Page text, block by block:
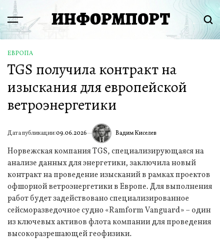
Перейти
содержимому
Menu ИНФОРМПОРТ
ОПУБЛИКОВАНО
В
ЕВРОПА
TGS получила контракт на
изыскания для европейской
ветроэнергетики
Дата публикации:09.06.2026 ИА Вадим Киселев
Норвежская компания TGS, специализирующаяся на
анализе данных для энергетики, заключила новый
контракт на проведение изысканий в рамках проектов
офшорной ветроэнергетики в Европе. Для выполнения
работ будет задействовано специализированное
сейсморазведочное судно «Ramform Vanguard» – один
из ключевых активов флота компании для проведения
высокоразрешающей геофизики.